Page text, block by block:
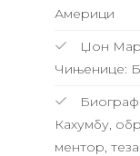
Америци
Џон
Чињенице:
Кахумбу,
ментор,